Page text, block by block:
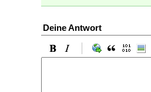
Deine Antwort